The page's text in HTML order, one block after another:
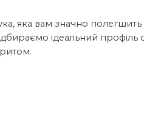
яка вам значно
ідеальний